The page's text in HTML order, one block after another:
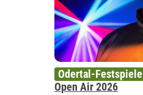
Odertal-Festspiele
Open Air 2026